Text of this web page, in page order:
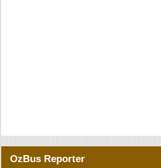
OzBus Reporter